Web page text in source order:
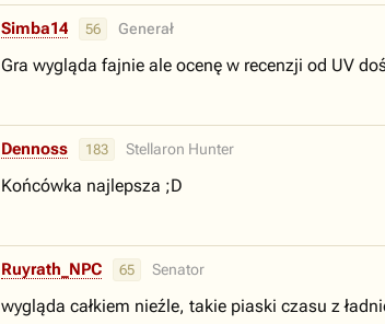
Simba14 56 Generał
Gra wygląda fajnie ale ocenę w recenzji od UV
Dennoss 183 Stellaron Hunter
Końcówka najlepsza ;D
Ruyrath_NPC 65 Senator
wygląda całkiem nieźle, takie piaski czasu z